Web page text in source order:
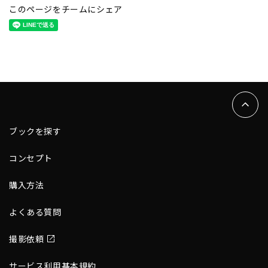
このページをチームにシェア
ブックを探す
コンセプト
購入方法
よくある質問
撮影依頼
サービス利用基本規約